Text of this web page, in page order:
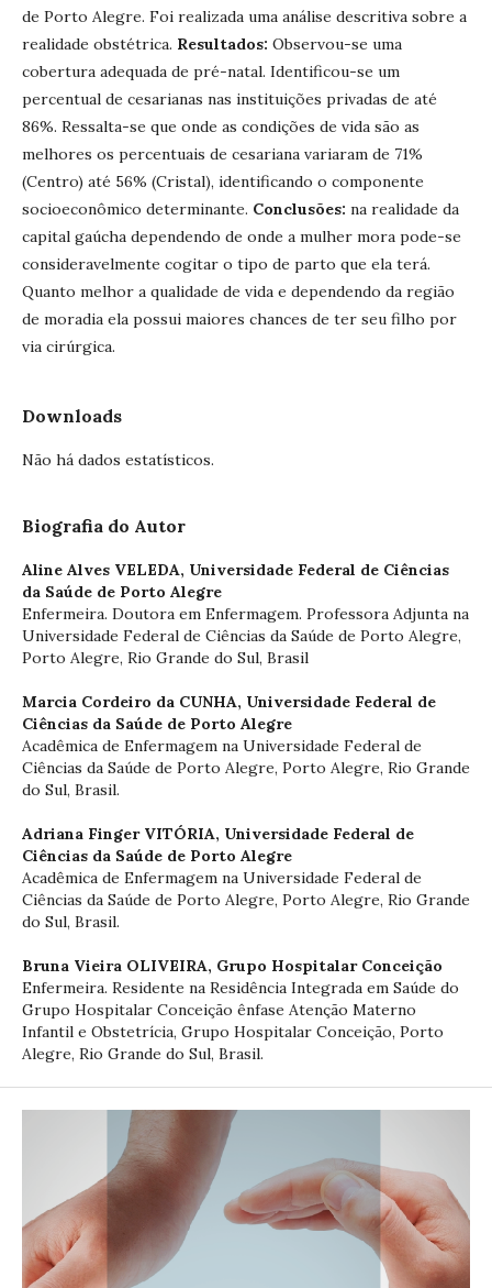
de Porto Alegre. Foi realizada uma análise descritiva sobre a
realidade obstétrica. Resultados: Observou-se uma
cobertura adequada de pré-natal. Identificou-se um
percentual de cesarianas nas instituições privadas de até
86%. Ressalta-se que onde as condições de vida são as
melhores os percentuais de cesariana variaram de 71%
(Centro) até 56% (Cristal), identificando o componente
socioeconômico determinante. Conclusões: na realidade da
capital gaúcha dependendo de onde a mulher mora pode-se
consideravelmente cogitar o tipo de parto que ela terá.
Quanto melhor a qualidade de vida e dependendo da região
de moradia ela possui maiores chances de ter seu filho por
via cirúrgica.
Downloads
Não há dados estatísticos.
Biografia do Autor
Aline Alves VELEDA, Universidade Federal de Ciências
da Saúde de Porto Alegre
Enfermeira. Doutora em Enfermagem. Professora Adjunta na
Universidade Federal de Ciências da Saúde de Porto Alegre,
Porto Alegre, Rio Grande do Sul, Brasil
Marcia Cordeiro da CUNHA, Universidade Federal de
Ciências da Saúde de Porto Alegre
Acadêmica de Enfermagem na Universidade Federal de
Ciências da Saúde de Porto Alegre, Porto Alegre, Rio Grande
do Sul, Brasil.
Adriana Finger VITÓRIA, Universidade Federal de
Ciências da Saúde de Porto Alegre
Acadêmica de Enfermagem na Universidade Federal de
Ciências da Saúde de Porto Alegre, Porto Alegre, Rio Grande
do Sul, Brasil.
Bruna Vieira OLIVEIRA, Grupo Hospitalar Conceição
Enfermeira. Residente na Residência Integrada em Saúde do
Grupo Hospitalar Conceição ênfase Atenção Materno
Infantil e Obstetrícia, Grupo Hospitalar Conceição, Porto
Alegre, Rio Grande do Sul, Brasil.